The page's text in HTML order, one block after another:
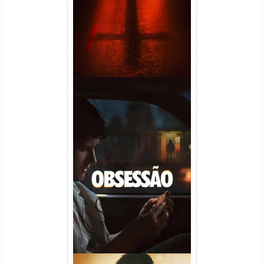
Obsessão Torrent (2026)
WEB-DL 1080p/4K Dual
Áudio